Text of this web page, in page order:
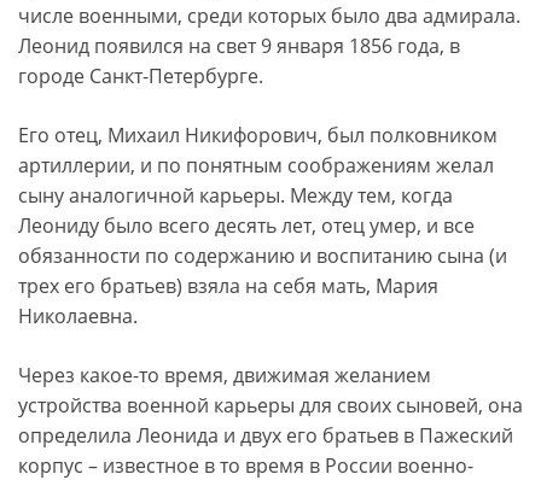
числе военными, среди которых было два адмирала.
Леонид появился на свет 9 января 1856 года, в
городе Санкт-Петербурге.
Его отец, Михаил Никифорович, был полковником
артиллерии, и по понятным соображениям желал
сыну аналогичной карьеры. Между тем, когда
Леониду было всего десять лет, отец умер, и все
обязанности по содержанию и воспитанию сына (и
трех его братьев) взяла на себя мать, Мария
Николаевна.
Через какое-то время, движимая желанием
устройства военной карьеры для своих сыновей, она
определила Леонида и двух его братьев в Пажеский
корпус – известное в то время в России военно-